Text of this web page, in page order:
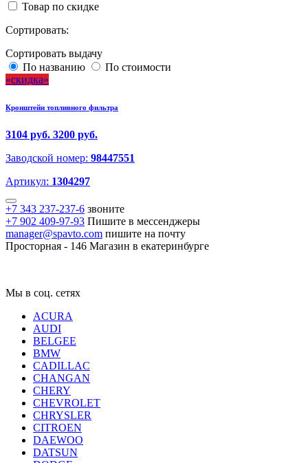
Товар по скидке
Сортировать:
Сортировать выдачу
По названию
По стоимости
скидка
Кронштейн топливного фильтра
3104 руб. 3200 руб.
Заводской номер: 98447551
Артикул: 1304297
+7 343 237-237-6 звоните
+7 902 409-97-93 Пишите в мессенджеры
manager@spavto.com пишите на почту
Просторная - 146 Магазин в екатеринбурге
Мы в соц. сетях
ACURA
AUDI
BELGEE
BMW
CADILLAC
CHANGAN
CHERY
CHEVROLET
CHRYSLER
CITROEN
DAEWOO
DATSUN